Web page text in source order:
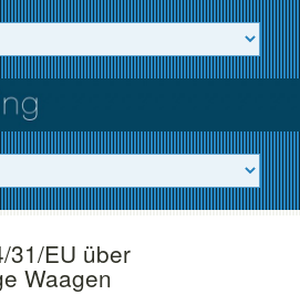
31/EU über
Waagen